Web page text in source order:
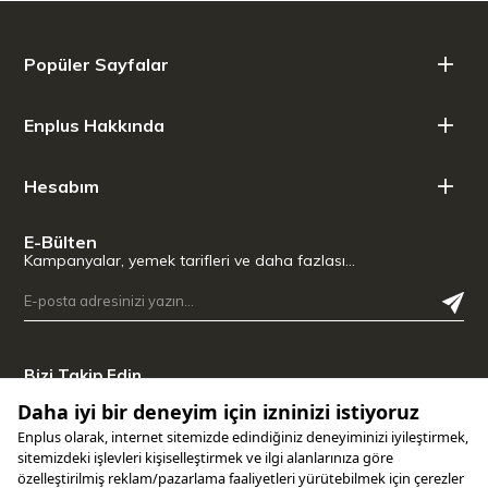
Popüler Sayfalar
Enplus Hakkında
Hesabım
E-Bülten
Kampanyalar, yemek tarifleri ve daha fazlası…
Bizi Takip Edin